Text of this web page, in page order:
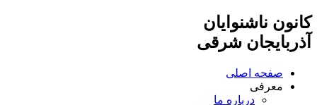
کانون ناشنوایان
آذربایجان شرقی
صفحه اصلی
معرفی
درباره ما